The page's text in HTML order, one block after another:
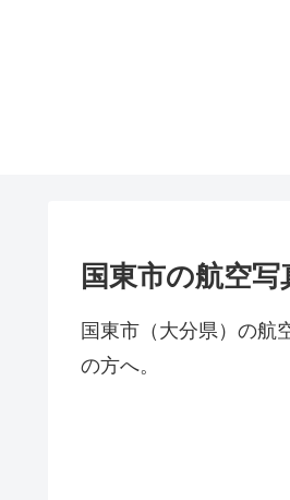
国東市の航空
国東市（大分県）の航
の方へ。